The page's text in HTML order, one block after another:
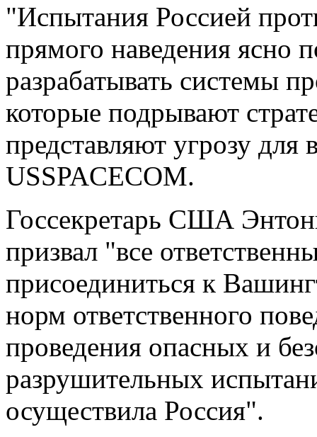
"Испытания Россией
прямого наведения ясно
разрабатывать системы
которые подрывают
представляют угрозу для
USSPACECOM.
Госсекретарь США
призвал "все
присоединиться к
норм ответственного
проведения опасных и
разрушительных
осуществила Россия".